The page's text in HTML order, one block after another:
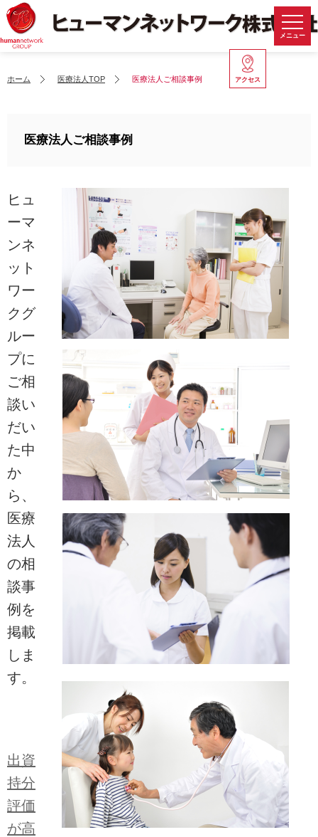
メニュー
アクセス
ホーム 医療法人TOP 医療法人ご相談事例
医療法人ご相談事例
ヒュ
ーマ
ンネ
ット
ワー
クグ
ルー
プに
ご相
談い
だい
た中
か
ら、
医療
法人
の相
談事
例を
掲載
しま
す。
出資
持分
評価
が高